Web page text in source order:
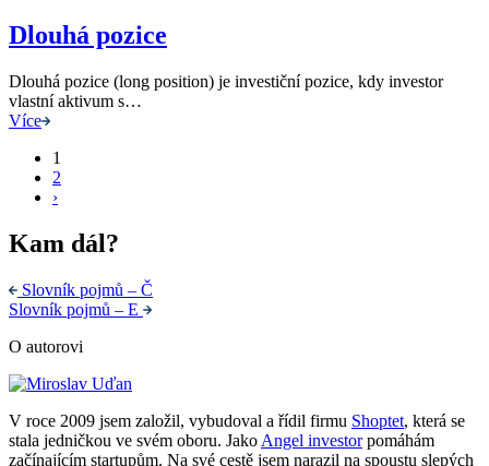
Dlouhá pozice
Dlouhá pozice (long position) je investiční pozice, kdy investor
vlastní aktivum s…
Více
1
2
›
Kam dál?
Slovník pojmů – Č
Slovník pojmů – E
O autorovi
V roce 2009 jsem založil, vybudoval a řídil firmu Shoptet, která se
stala jedničkou ve svém oboru. Jako Angel investorpomáhám
začínajícím startupům. Na své cestě jsem narazil na spoustu slepých